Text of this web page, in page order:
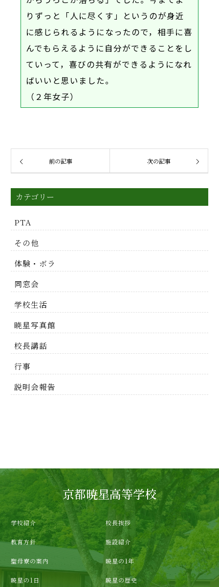
りずっと「人に尽くす」というのが身近
に感じられるようになったので，相手に喜
んでもらえるように自分ができることをし
ていって，喜びの共有ができるようになれ
ばいいと思いました。
（２年女子）
前の記事 次の記事
カテゴリー
PTA
その他
体験・ボラ
同窓会
学校生活
暁星写真館
校長講話
行事
説明会報告
京都暁星高等学校
学校紹介 校長挨拶
教育方針 施設紹介
聖母寮の案内 暁星の1年
暁星の1日 暁星の歴史